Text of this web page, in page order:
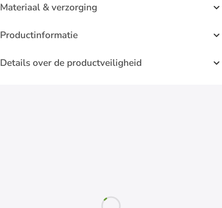
Materiaal & verzorging
Productinformatie
Details over de productveiligheid